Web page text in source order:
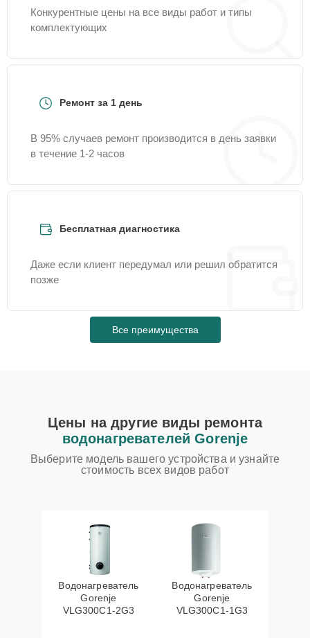
Конкурентные цены на все виды работ и типы
комплектующих
Ремонт за 1 день
В 95% случаев ремонт производится в день заявки
в течение 1-2 часов
Бесплатная диагностика
Даже если клиент передумал или решил обратится
позже
Все преимущества
Цены на другие виды ремонта
водонагревателей Gorenje
Выберите модель вашего устройства и узнайте
стоимость всех видов работ
Водонагреватель
Gorenje
VLG300C1-2G3
Водонагреватель
Gorenje
VLG300C1-1G3